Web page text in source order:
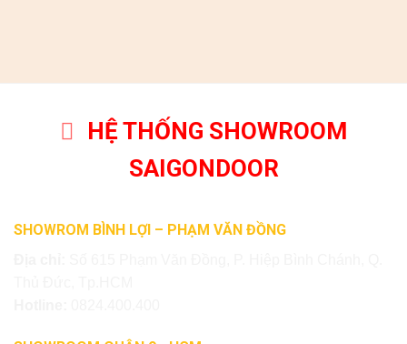
HỆ THỐNG SHOWROOM
SAIGONDOOR
SHOWROM BÌNH LỢI – PHẠM VĂN ĐỒNG